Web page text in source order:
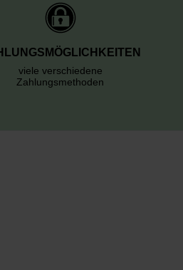
viele verschiedene
Zahlungsmethoden